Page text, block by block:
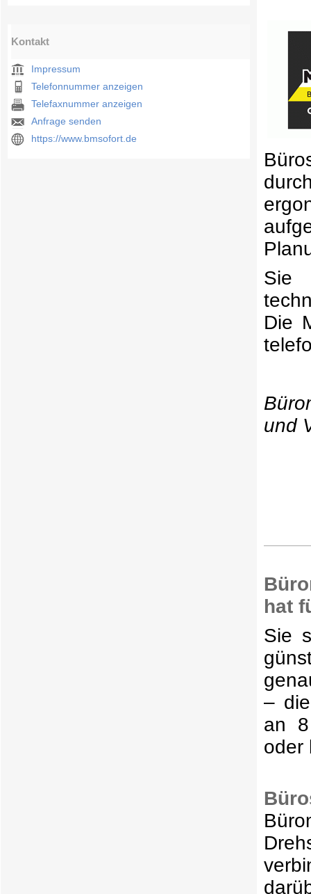
Kontakt
Impressum
Telefonnummer anzeigen
Telefaxnummer anzeigen
Anfrage senden
https://www.bmsofort.de
Sie
Die
und
hat
Sie
–
an 8
oder